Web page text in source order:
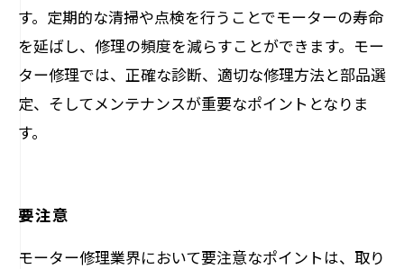
す。定期的な清掃や点検を行うことでモーターの寿命
を延ばし、修理の頻度を減らすことができます。モー
ター修理では、正確な診断、適切な修理方法と部品選
定、そしてメンテナンスが重要なポイントとなりま
す。
要注意
モーター修理業界において要注意なポイントは、取り